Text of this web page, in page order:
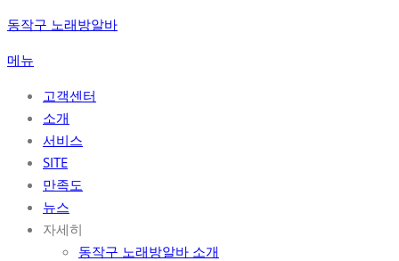
콘
츠
동작구 노래방알바
메뉴
고객센터
소개
서비스
SITE
만족도
뉴스
자세히
동작구 노래방알바 소개